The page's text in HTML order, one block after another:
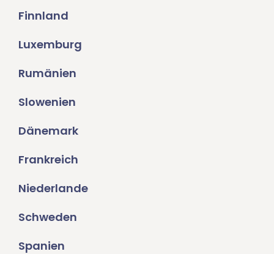
Finnland
Luxemburg
Rumänien
Slowenien
Dänemark
Frankreich
Niederlande
Schweden
Spanien